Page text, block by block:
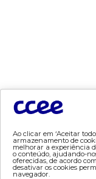
- AppCCEE
- Bandeira Tarifária
- Consumo
Ao clicar em ‘Aceitar
armazenamento de
melhorar a experiência
o conteúdo, ajudando-
oferecidas, de acordo
desativar os cookies
navegador.